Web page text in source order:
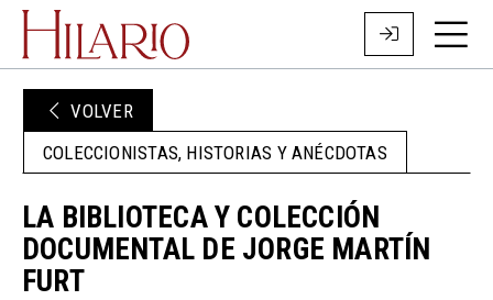
VOLVER
COLECCIONISTAS, HISTORIAS Y ANÉCDOTAS
LA BIBLIOTECA Y COLECCIÓN
DOCUMENTAL DE JORGE MARTÍN
FURT